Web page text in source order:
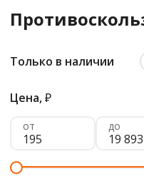
Только в наличии
Цена,₽
от до